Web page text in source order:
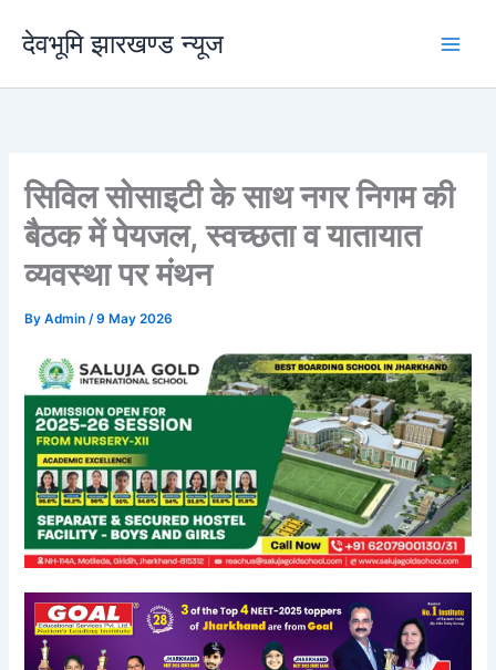
content
देवभूमि झारखण्ड न्यूज
सिविल सोसाइटी के साथ नगर निगम की
बैठक में पेयजल, स्वच्छता व यातायात
व्यवस्था पर मंथन
ByAdmin/9 May 2026